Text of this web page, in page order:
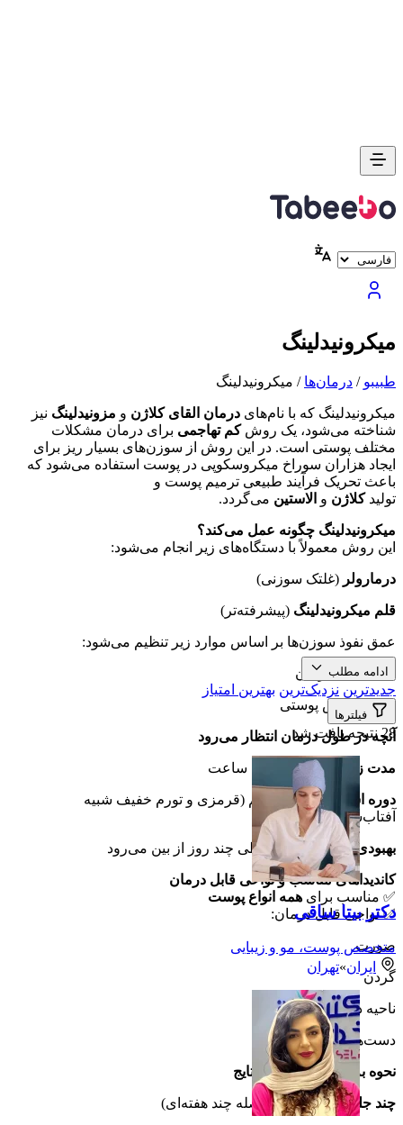
میکرونیدلینگ
طبیبو / درمان‌ها / میکرونیدلینگ
میکرونیدلینگ که با نام‌های درمان القای کلاژن و مزونیدلینگ نیز
شناخته می‌شود، یک روشکم تهاجمی برای درمان مشکلات
مختلف پوستی است. در این روش از سوزن‌های بسیار ریز برای
ایجاد هزاران سوراخ میکروسکوپی در پوست استفاده می‌شود که
باعث تحریک فرآیند طبیعی ترمیم پوست و
تولیدکلاژن و الاستین می‌گردد.
میکرونیدلینگ چگونه عمل می‌کند؟
این روش معمولاً با دستگاه‌های زیر انجام می‌شود:
درمارولر (غلتک سوزنی)
قلم میکرونیدلینگ (پیشرفته‌تر)
عمق نفوذ سوزن‌ها بر اساس موارد زیر تنظیم می‌شود:
ناحیه تحت درمان
مشکل خاص پوستی
آنچه در طول درمان انتظار می‌رود
مدت زمان:
دوره استراحت:بسیار کم (قرمزی و تورم خفیف شبیه
آفتاب‌سوختگی)
بهبودی:قرمزی پوست طی چند روز از بین می‌رود
کاندیداهای مناسب و نواحی قابل درمان
✅ مناسب برای همه انواع پوست
✅ نواحی قابل درمان:
صورت
گردن
ناحیه دکلته (سینه)
دست‌ها
نحوه به حداکثر رساندن نتایج
چند جلسه درمانی(با فاصله چند هفته‌ای)
ادامه مطلب
جدیدترین نزدیک‌ترین بهترین امتیاز
فیلترها
28 نتیجه یافت شد
دکتر بیتا ساقی
متخصص پوست، مو و زیبایی
ایران»تهران